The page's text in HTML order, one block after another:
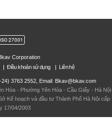
ISO 27001
Corporation
Điều khoản sử dụng Liên hệ
3763 2552, Email: Bkav@bkav.com
Hòa - Phường Yên Hòa - Cầu Giấy - Hà Nội
Kế hoạch và đầu tư Thành Phố Hà Nội cấp
17/04/2003